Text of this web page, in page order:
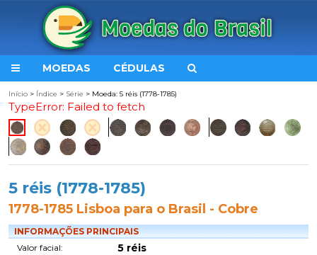
MOEDAS CÉDULAS
Início > Índice > Série > Moeda: 5 réis (1778-1785)
TypeError: Failed to fetch
5 réis (1778-1785)
1778-1785 Lisboa para o Brasil - Cobre
INFORMAÇÕES PRINCIPAIS
Valor facial:
5 réis